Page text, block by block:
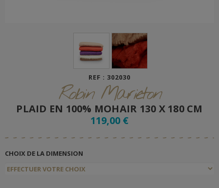
REF : 302030
Robin Marieton
PLAID EN 100% MOHAIR 130 X 180 CM
119,00 €
CHOIX DE LA DIMENSION